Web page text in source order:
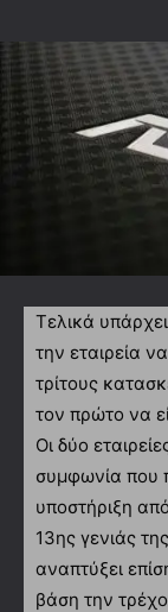
Τελικά
την εταιρεία
τρίτους
τον πρώτο να
Οι δύο
συμφωνία που
υποστήριξη
13ης γενιάς
αναπτύξει
βάση την